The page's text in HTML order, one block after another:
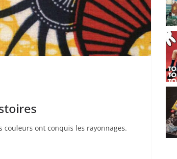
couleurs ont conquis les rayonnages.